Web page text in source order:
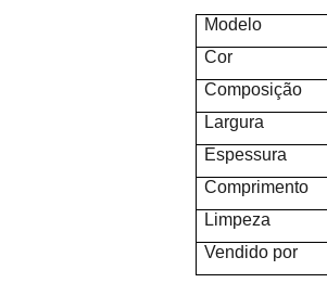
Modelo
Cor
Composição
Largura
Espessura
Comprimento
Limpeza
Vendido por